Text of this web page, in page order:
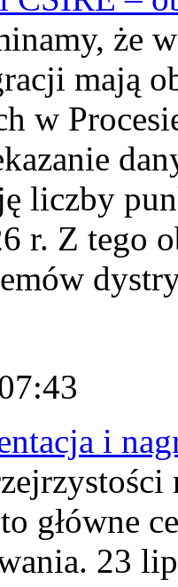
że
mają
w
liczby
r. Z tego
i
główne
23